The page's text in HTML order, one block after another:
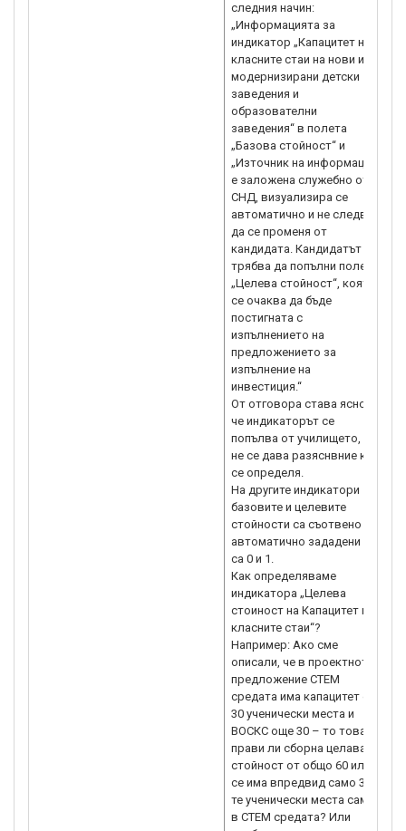
следния начин:
„Информацията за
индикатор „Капацитет на
класните стаи на нови или
модернизирани детски
заведения и
образователни
заведения“ в полета
„Базова стойност“ и
„Източник на информация“
е заложена служебно от
СНД, визуализира се
автоматично и не следва
да се променя от
кандидата. Кандидатът
трябва да попълни поле
„Целева стойност“, която
се очаква да бъде
постигната с
изпълнението на
предложението за
изпълнение на
инвестиция.“
От отговора става ясно,
че индикаторът се
попълва от училището, но
не се дава разяснвние как
се определя.
На другите индикатори
базовите и целевите
стойности са съотвено
автоматично зададени и
са 0 и 1.
Как определяваме
индикатора „Целева
стоиност на Капацитет на
класните стаи“?
Например: Ако сме
описали, че в проектното
предложение СТЕМ
средата има капацитет от
30 ученически места и
ВОСКС още 30 – то това
прави ли сборна целава
стойност от общо 60 или
се има впредвид само 30-
те ученически места само
в СТЕМ средата? Или